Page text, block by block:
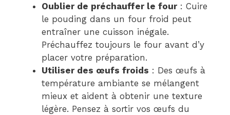
Oublier de préchauffer le four: Cuire
le pouding dans un four froid peut
entraîner une cuisson inégale.
Préchauffez toujours le four avant d’y
placer votre préparation.
Utiliser des œufs froids : Des œufs à
température ambiante se mélangent
mieux et aident à obtenir une texture
légère. Pensez à sortir vos œufs du